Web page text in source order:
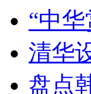
“中
清华
盘点